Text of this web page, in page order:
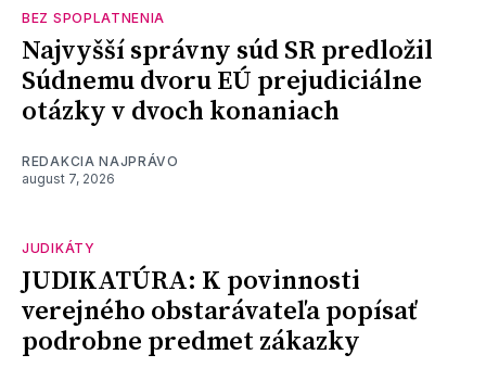
BEZ SPOPLATNENIA
Najvyšší správny súd SR predložil
Súdnemu dvoru EÚ prejudiciálne
otázky v dvoch konaniach
REDAKCIA NAJPRÁVO
august 7, 2026
JUDIKÁTY
JUDIKATÚRA: K povinnosti
verejného obstarávateľa popísať
podrobne predmet zákazky